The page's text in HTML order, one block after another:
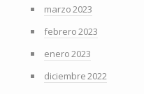
marzo 2023
febrero 2023
enero 2023
diciembre 2022